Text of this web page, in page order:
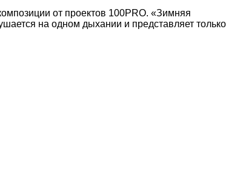
от проектов 100PRO. «Зимняя
на одном дыхании и представляет только